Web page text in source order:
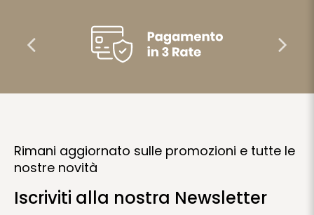
Rimani aggiornato sulle promozioni e tutte le
nostre novità
Iscriviti alla nostra Newsletter